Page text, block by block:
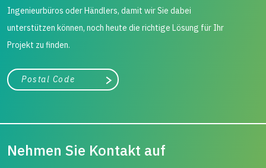
Ingenieurbüros oder Händlers, damit wir Sie dabei
unterstützen können, noch heute die richtige Lösung für Ihr
Projekt zu finden.
Stadt, Bundesland
Suche
Nehmen Sie Kontakt auf